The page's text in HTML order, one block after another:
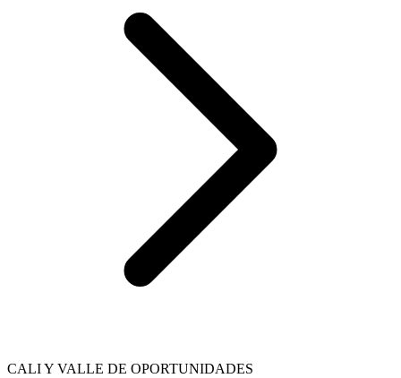
CALI Y VALLE DE OPORTUNIDADES